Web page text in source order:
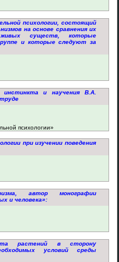
психологии, состоящий
на основе сравнения их
существ, которые
и которые следуют за
инстинкта и научения В.А.
психологии»
при изучении поведения
автор монографии
и человека»:
растений в сторону
условий среды